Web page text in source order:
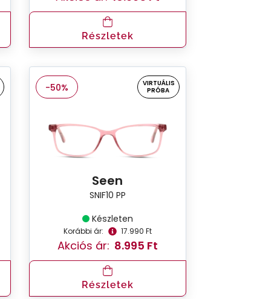
Részletek
-50%
VIRTUÁLIS
PRÓBA
Seen
SNIF10 PP
Készleten
Korábbi ár: 17.990 Ft
Akciós ár: 8.995 Ft
Részletek